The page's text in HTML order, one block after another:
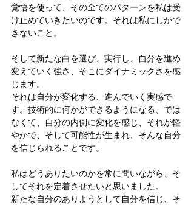
覚悟を使って、その全てのパターンを私は受
け止めていきたいのです。それは私にしかで
きないこと。
そして新たな白を選び、実行し、自分を進め
変えていく強さ、そこにダイナミックさを感
じます。
それは自分が変化する、進んでいく実感で
す。技術的に何かができるようになる、では
なくて、自分の内側に変化を感じ、それが軽
やかで、そして可能性が生まれ、そんな自分
を信じられることです。
私はどうありたいのかを常に問いながら、そ
してそれを定着させたいと思いました。
新たな自分のありようとして自分を信じ、そ